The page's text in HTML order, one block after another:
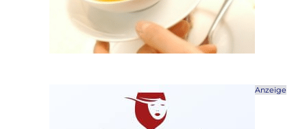
Anzeige